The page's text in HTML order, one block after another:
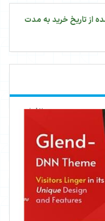
از تاریخ خرید به مدت
82بازدید